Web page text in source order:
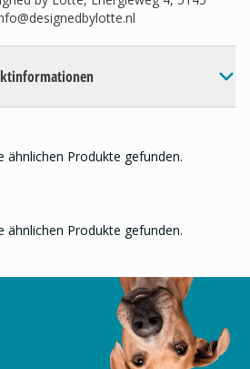
ähnlichen Produkte gefunden.
ähnlichen Produkte gefunden.